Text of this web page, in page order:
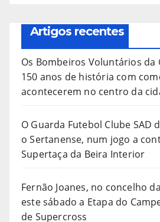
Artigos recentes
Os Bombeiros Voluntários da
150 anos de história com
acontecerem no centro da
O Guarda Futebol Clube SAD
o Sertanense, num jogo a
Supertaça da Beira Interior
Fernão Joanes, no concelho
este sábado a Etapa do
de Supercross